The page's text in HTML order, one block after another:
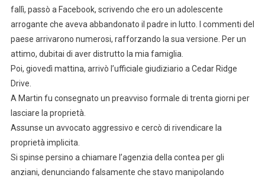
fallì, passò a Facebook, scrivendo che ero un adolescente
arrogante che aveva abbandonato il padre in lutto. I commenti del
paese arrivarono numerosi, rafforzando la sua versione. Per un
attimo, dubitai di aver distrutto la mia famiglia.
Poi, giovedì mattina, arrivò l’ufficiale giudiziario a Cedar Ridge
Drive.
A Martin fu consegnato un preavviso formale di trenta giorni per
lasciare la proprietà.
Assunse un avvocato aggressivo e cercò di rivendicare la
proprietà implicita.
Si spinse persino a chiamare l’agenzia della contea per gli
anziani, denunciando falsamente che stavo manipolando